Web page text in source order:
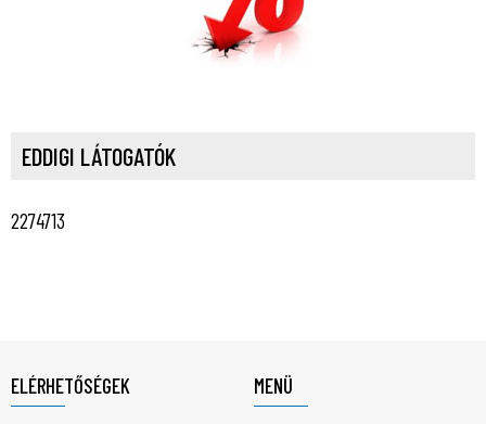
EDDIGI LÁTOGATÓK
2274713
ELÉRHETŐSÉGEK MENÜ